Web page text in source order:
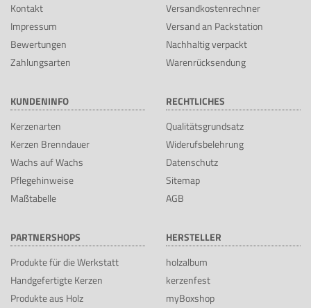
Kontakt
Impressum
Bewertungen
Zahlungsarten
Versandkostenrechner
Versand an Packstation
Nachhaltig verpackt
Warenrücksendung
KUNDENINFO
Kerzenarten
Kerzen Brenndauer
Wachs auf Wachs
Pflegehinweise
Maßtabelle
RECHTLICHES
Qualitätsgrundsatz
Widerufsbelehrung
Datenschutz
Sitemap
AGB
PARTNERSHOPS
Produkte für die Werkstatt
Handgefertigte Kerzen
Produkte aus Holz
HERSTELLER
holzalbum
kerzenfest
myBoxshop